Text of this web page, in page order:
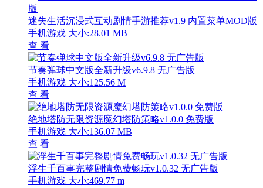
迷失生活沉浸式互动剧情手游推荐v1.9 内置菜单MOD版
手机游戏 大小:28.01 MB
查 看
节奏弹球中文版全新升级v6.9.8 无广告版
手机游戏 大小:125.56 M
查 看
绝地塔防无限资源魔幻塔防策略v1.0.0 免费版
手机游戏 大小:136.07 MB
查 看
浮生千百事完整剧情免费畅玩v1.0.32 无广告版
手机游戏 大小:469.77 m